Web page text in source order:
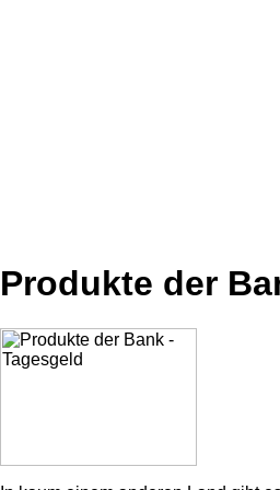
Produkte der